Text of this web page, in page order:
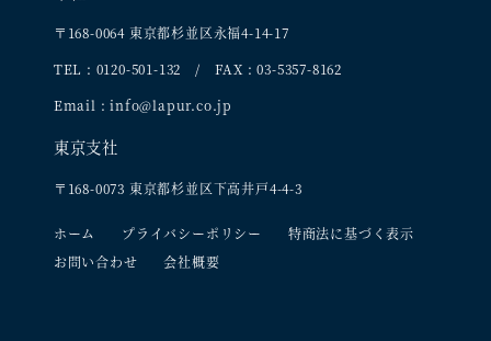
〒168-0064 東京都杉並区永福4-14-17
TEL : 0120-501-132 / FAX : 03-5357-8162
Email : info@lapur.co.jp
東京支社
〒168-0073 東京都杉並区下高井戸4-4-3
ホーム プライバシーポリシー
特商法に基づく表示
お問い合わせ
会社概要